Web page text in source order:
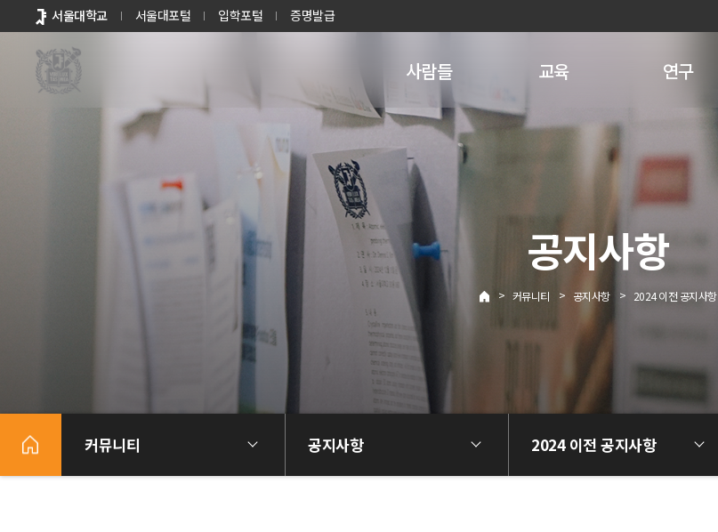
바로가기
메뉴
서울대학교 서울대포털 입학포털 증명발급
사람들 교육 연구
공지사항
> 커뮤니티 > 공지사항 > 2024 이전 공지사항
커뮤니티 공지사항 2024 이전 공지사항